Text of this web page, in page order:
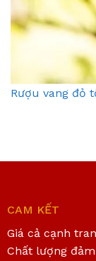
Rượu vang đỏ
CAM KẾT
Giá cả cạnh
Chất lượng